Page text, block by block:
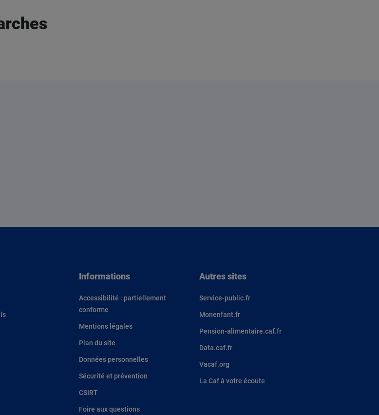
Informations
Accessibilité : partiellement
conforme
Mentions légales
Plan du site
Données personnelles
Sécurité et prévention
CSIRT
Foire aux questions
Autres sites
Service-public.fr
Monenfant.fr
Pension-alimentaire.caf.fr
Data.caf.fr
Vacaf.org
La Caf à votre écoute